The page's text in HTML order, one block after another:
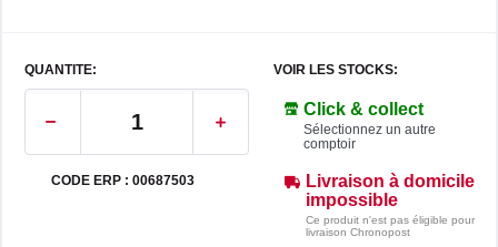
QUANTITE:
CODE ERP : 00687503
VOIR LES STOCKS:
Click & collect
Sélectionnez un autre
comptoir
Livraison à domicile
impossible
Ce produit n'est pas éligible pour
livraison Chronopost